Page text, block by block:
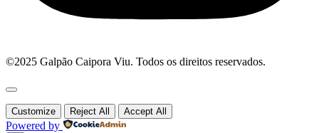
©2025 Galpão Caipora Viu. Todos os direitos reservados.
Customize Reject All Accept All
Powered by